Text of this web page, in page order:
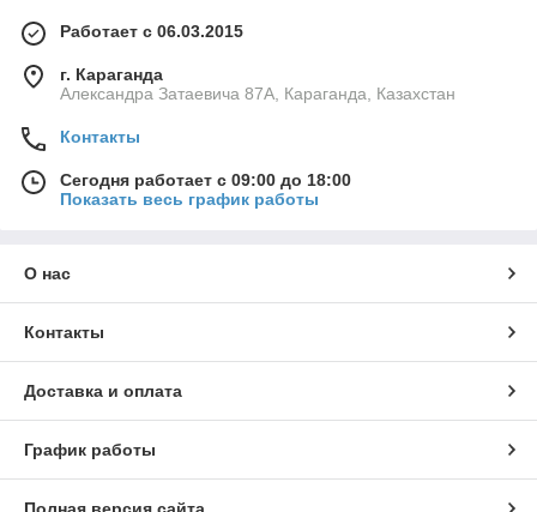
Работает с 06.03.2015
г. Караганда
Александра Затаевича 87А, Караганда, Казахстан
Контакты
Сегодня работает с 09:00 до 18:00
Показать весь график работы
О нас
Контакты
Доставка и оплата
График работы